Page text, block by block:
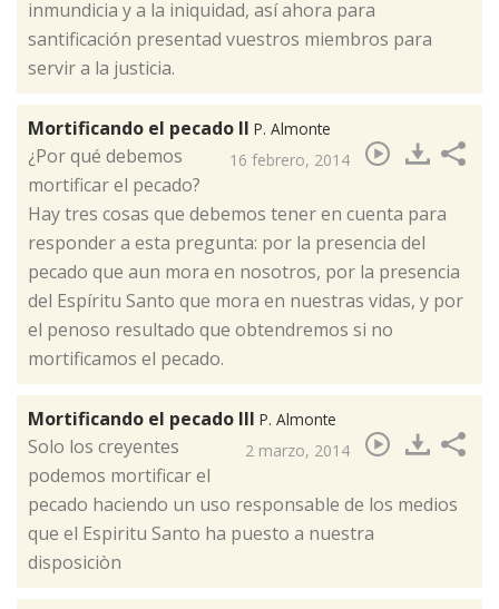
inmundicia y a la iniquidad, así ahora para
santificación presentad vuestros miembros para
servir a la justicia.
Mortificando el pecado II P. Almonte
16 febrero, 2014
¿Por qué debemos
mortificar el pecado?
Hay tres cosas que debemos tener en cuenta para
responder a esta pregunta: por la presencia del
pecado que aun mora en nosotros, por la presencia
del Espíritu Santo que mora en nuestras vidas, y por
el penoso resultado que obtendremos si no
mortificamos el pecado.
Mortificando el pecado III P. Almonte
2 marzo, 2014
​Solo los creyentes
podemos mortificar el
pecado haciendo un uso responsable de los medios
que el Espiritu Santo ha puesto a nuestra
disposiciòn